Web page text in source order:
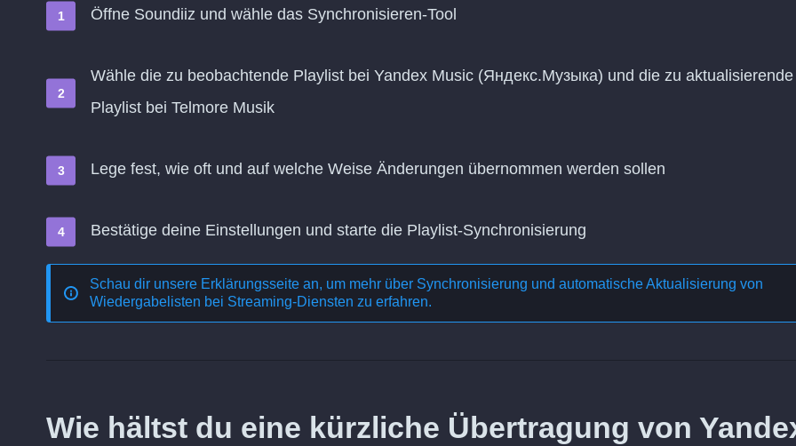
Öffne Soundiiz und wähle das Synchronisieren-Tool
Wähle die zu beobachtende Playlist bei Yandex Music (Яндекс.Музыка) und die zu aktualisierende
Playlist bei Telmore Musik
Lege fest, wie oft und auf welche Weise Änderungen übernommen werden sollen
Bestätige deine Einstellungen und starte die Playlist-Synchronisierung
Schau dir unsere Erklärungsseite an, um mehr über Synchronisierung und automatische Aktualisierung von
Wiedergabelisten bei Streaming-Diensten zu erfahren.
Wie hältst du eine kürzliche Übertragung von